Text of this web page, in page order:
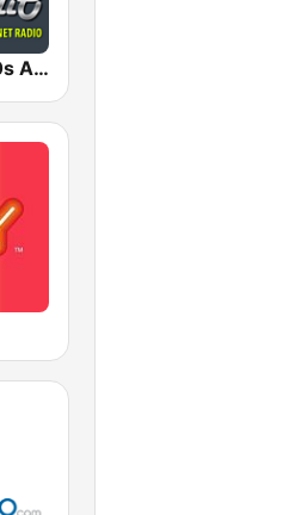
AceRadio-90s Alternative Rock